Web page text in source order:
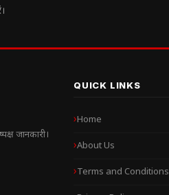
जानकारी।
QUICK LINKS
Home
About Us
Terms and Conditions